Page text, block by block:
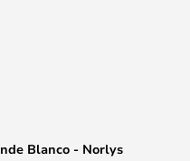
Blanco - Norlys